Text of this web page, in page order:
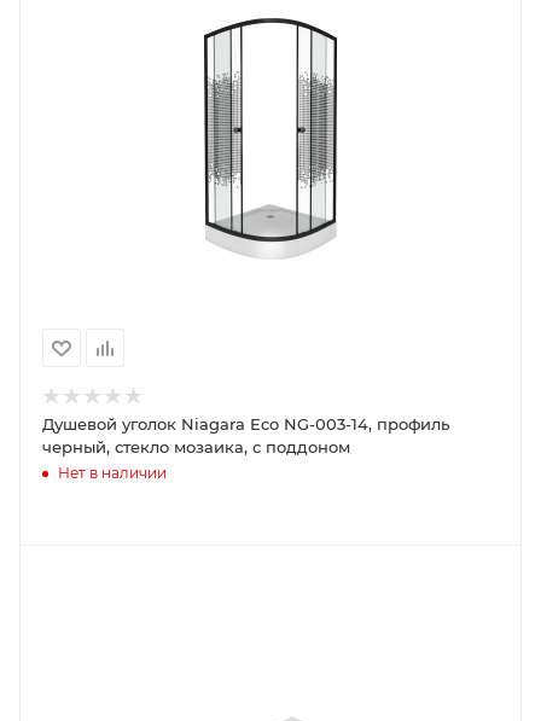
Душевой уголок Niagara Eco NG-003-14, профиль
черный, стекло мозаика, с поддоном
Нет в наличии